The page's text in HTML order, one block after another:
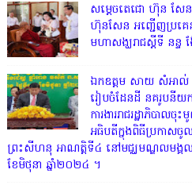
សម្តេចតេជោ ហ៊ុន សែន
ហ៊ុនសែន អញ្ជើញប្រគេន
មហាសង្ឃរាជស្តីទី នន្ទ
ឯកឧត្តម សាយ សំអាល់ ឧ
រៀបចំដែនដី នគរូបនីយ
ការងាររាជរដ្ឋាភិបាល
អធិបតីក្នុងពិធីប្រកាសចូ
ព្រះសីហនុ អាណត្តិទី៤ នៅមជ្ឈមណ្ឌលមង្គល
ខែមិថុនា ឆ្នាំ២០២៤ ។